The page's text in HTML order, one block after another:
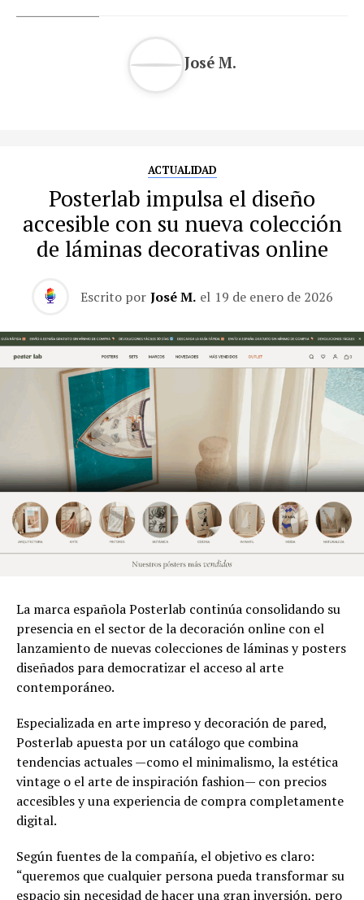
José M.
ACTUALIDAD
Posterlab impulsa el diseño
accesible con su nueva colección
de láminas decorativas online
Escrito por José M. el 19 de enero de 2026
La marca española Posterlab continúa consolidando su
presencia en el sector de la decoración online con el
lanzamiento de nuevas colecciones de láminas y posters
diseñados para democratizar el acceso al arte
contemporáneo.
Especializada en arte impreso y decoración de pared,
Posterlab apuesta por un catálogo que combina
tendencias actuales —como el minimalismo, la estética
vintage o el arte de inspiración fashion— con precios
accesibles y una experiencia de compra completamente
digital.
Según fuentes de la compañía, el objetivo es claro:
“queremos que cualquier persona pueda transformar su
espacio sin necesidad de hacer una gran inversión, pero